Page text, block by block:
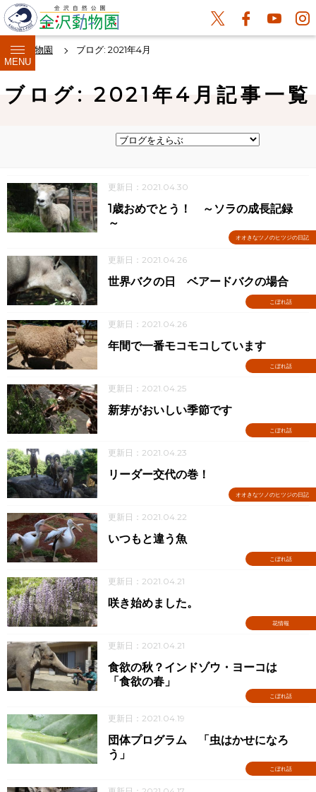
MENU
金沢動物園 ブログ: 2021年4月
ブログ: 2021年4月記事一覧
更新日：2021.04.30
オオきなツノのヒツジの日記
1歳おめでとう！ ～ソラの成長記録
～
更新日：2021.04.26
こぼれ話
世界バクの日 ベアードバクの場合
更新日：2021.04.26
こぼれ話
年間で一番モコモコしています
更新日：2021.04.25
こぼれ話
新芽がおいしい季節です
更新日：2021.04.23
オオきなツノのヒツジの日記
リーダー交代の巻！
更新日：2021.04.22
こぼれ話
いつもと違う魚
更新日：2021.04.21
花情報
咲き始めました。
更新日：2021.04.21
こぼれ話
食欲の秋？インドゾウ・ヨーコは
「食欲の春」
更新日：2021.04.19
こぼれ話
団体プログラム 「虫はかせになろ
う」